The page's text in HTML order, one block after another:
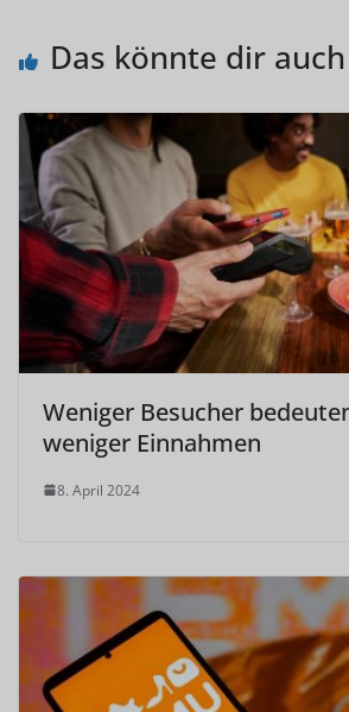
Das könnte dir
Weniger Besucher
weniger Einnahmen
8. April 2024